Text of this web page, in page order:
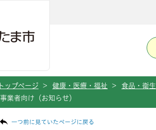
トップページ > 健康・医療・福祉 > 食品・衛生
事業者向け（お知らせ）
一つ前に見ていたページに戻る